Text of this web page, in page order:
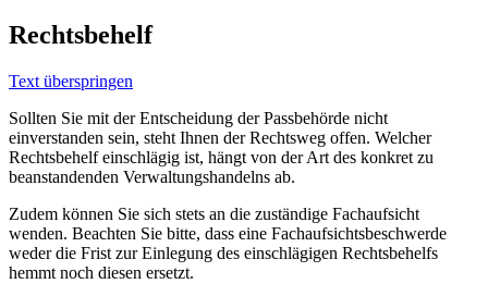
Rechtsbehelf
Text überspringen
Sollten Sie mit der Entscheidung der Passbehörde nicht
einverstanden sein, steht Ihnen der Rechtsweg offen. Welcher
Rechtsbehelf einschlägig ist, hängt von der Art des konkret zu
beanstandenden Verwaltungshandelns ab.
Zudem können Sie sich stets an die zuständige Fachaufsicht
wenden. Beachten Sie bitte, dass eine Fachaufsichtsbeschwerde
weder die Frist zur Einlegung des einschlägigen Rechtsbehelfs
hemmt noch diesen ersetzt.